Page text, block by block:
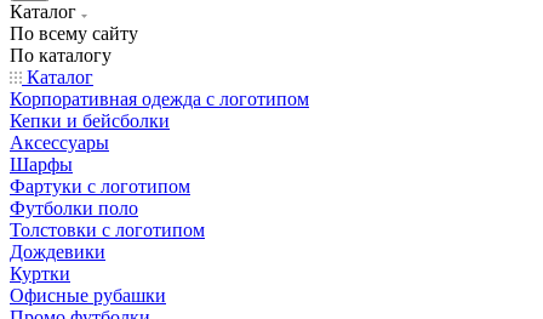
Каталог
По всему сайту
По каталогу
Каталог
Корпоративная одежда с логотипом
Кепки и бейсболки
Аксессуары
Шарфы
Фартуки с логотипом
Футболки поло
Толстовки с логотипом
Дождевики
Куртки
Офисные рубашки